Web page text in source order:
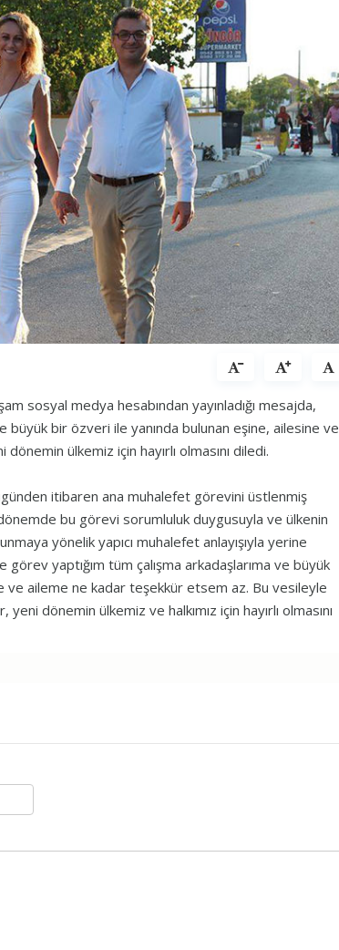
sosyal medya hesabından yayınladığı mesajda,
büyük bir özveri ile yanında bulunan eşine, ailesine ve
ülkemiz için hayırlı olmasını diledi.
itibaren ana muhalefet görevini üstlenmiş
bu görevi sorumluluk duygusuyla ve ülkenin
yönelik yapıcı muhalefet anlayışıyla yerine
yaptığım tüm çalışma arkadaşlarıma ve büyük
ve aileme ne kadar teşekkür etsem az. Bu vesileyle
dönemin ülkemiz ve halkımız için hayırlı olmasını